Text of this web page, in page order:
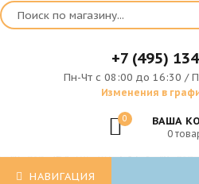
+7 (495)
Пн-Чт с 08:00 до 16:30 /
Изменения в
0 ВАША
0
НАВИГАЦИЯ